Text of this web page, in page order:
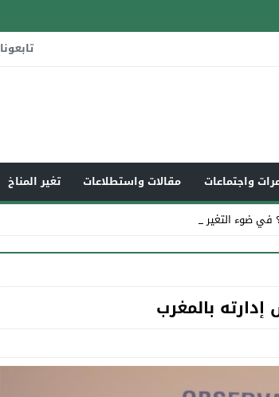
تابعونا
واجتماعات مقالات واستطلاعات تغير المناخ
ضوء التغير المناخي العال_
بالمغرب